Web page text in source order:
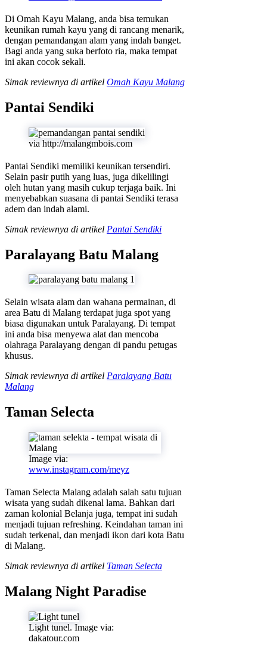
Di Omah Kayu Malang, anda bisa temukan
keunikan rumah kayu yang di rancang menarik,
dengan pemandangan alam yang indah banget.
Bagi anda yang suka berfoto ria, maka tempat
ini akan cocok sekali.
Simak reviewnya di artikel Omah Kayu Malang
Pantai Sendiki
via http://malangmbois.com
Pantai Sendiki memiliki keunikan tersendiri.
Selain pasir putih yang luas, juga dikelilingi
oleh hutan yang masih cukup terjaga baik. Ini
menyebabkan suasana di pantai Sendiki terasa
adem dan indah alami.
Simak reviewnya di artikel Pantai Sendiki
Paralayang Batu Malang
Selain wisata alam dan wahana permainan, di
area Batu di Malang terdapat juga spot yang
biasa digunakan untuk Paralayang. Di tempat
ini anda bisa menyewa alat dan mencoba
olahraga Paralayang dengan di pandu petugas
khusus.
Simak reviewnya di artikel Paralayang Batu
Malang
Taman Selecta
Image via:
www.instagram.com/meyz
Taman Selecta Malang adalah salah satu tujuan
wisata yang sudah dikenal lama. Bahkan dari
zaman kolonial Belanja juga, tempat ini sudah
menjadi tujuan refreshing. Keindahan taman ini
sudah terkenal, dan menjadi ikon dari kota Batu
di Malang.
Simak reviewnya di artikel Taman Selecta
Malang Night Paradise
Light tunel. Image via:
dakatour.com